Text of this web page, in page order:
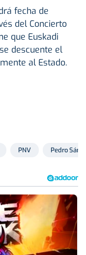
fecha de
del Concierto
que Euskadi
descuente el
al Estado.
PNV Pedro